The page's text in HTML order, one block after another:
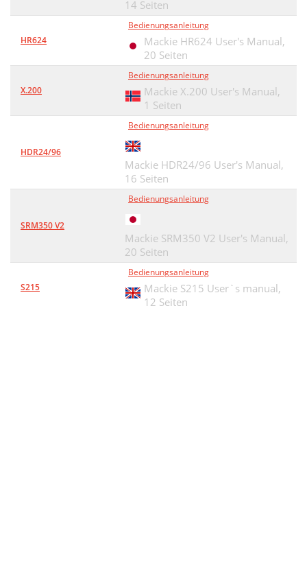
14 Seiten
HR624
Bedienungsanleitung
Mackie HR624 User's Manual,
20 Seiten
X.200
Bedienungsanleitung
Mackie X.200 User's Manual,
1 Seiten
HDR24/96
Bedienungsanleitung
Mackie HDR24/96 User's Manual,
16 Seiten
SRM350 V2
Bedienungsanleitung
Mackie SRM350 V2 User's Manual,
20 Seiten
S215
Bedienungsanleitung
Mackie S215 User`s manual,
12 Seiten